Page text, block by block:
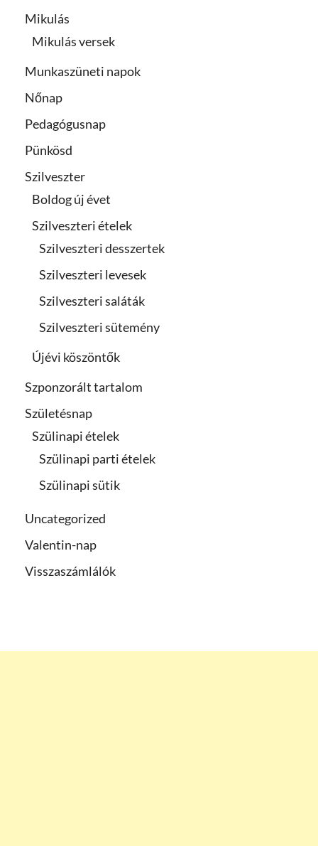
Mikulás
Mikulás versek
Munkaszüneti napok
Nőnap
Pedagógusnap
Pünkösd
Szilveszter
Boldog új évet
Szilveszteri ételek
Szilveszteri desszertek
Szilveszteri levesek
Szilveszteri saláták
Szilveszteri sütemény
Újévi köszöntők
Szponzorált tartalom
Születésnap
Szülinapi ételek
Szülinapi parti ételek
Szülinapi sütik
Uncategorized
Valentin-nap
Visszaszámlálók